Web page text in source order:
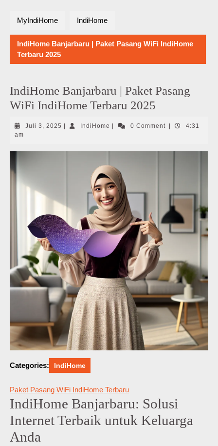
MyIndiHome IndiHome
IndiHome Banjarbaru | Paket Pasang WiFi IndiHome
Terbaru 2025
IndiHome Banjarbaru | Paket Pasang
WiFi IndiHome Terbaru 2025
Juli 3, 2025 Juli
IndiHome IndiHome0 Comment
4:31
am
Categories: IndiHome
Paket Pasang WiFi IndiHome Terbaru
IndiHome Banjarbaru: Solusi
Internet Terbaik untuk Keluarga
Anda